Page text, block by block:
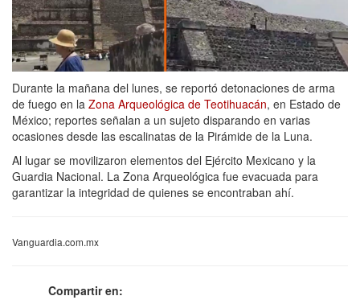
Durante la mañana del lunes, se reportó detonaciones de arma
de fuego en la Zona Arqueológica de Teotihuacán, en Estado de
México; reportes señalan a un sujeto disparando en varias
ocasiones desde las escalinatas de la Pirámide de la Luna.
Al lugar se movilizaron elementos del Ejército Mexicano y la
Guardia Nacional. La Zona Arqueológica fue evacuada para
garantizar la integridad de quienes se encontraban ahí.
Vanguardia.com.mx
Compartir en: